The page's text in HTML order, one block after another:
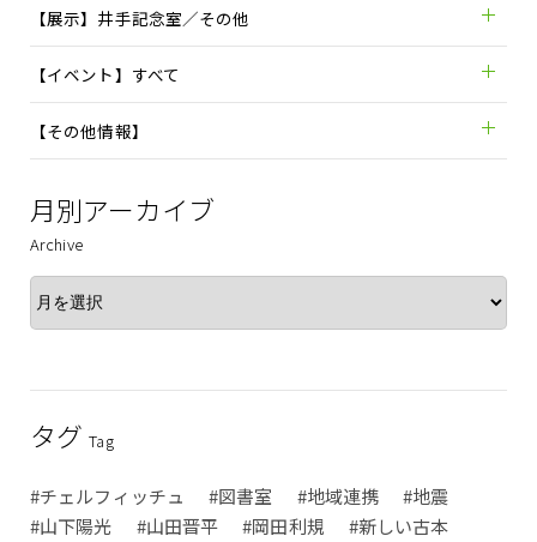
【展示】井手記念室／その他
【イベント】すべて
【その他情報】
月別アーカイブ
Archive
タグTag
#チェルフィッチュ #図書室 #地域連携
#地震
#山下陽光
#山田晋平 #岡田利規
#新しい古本